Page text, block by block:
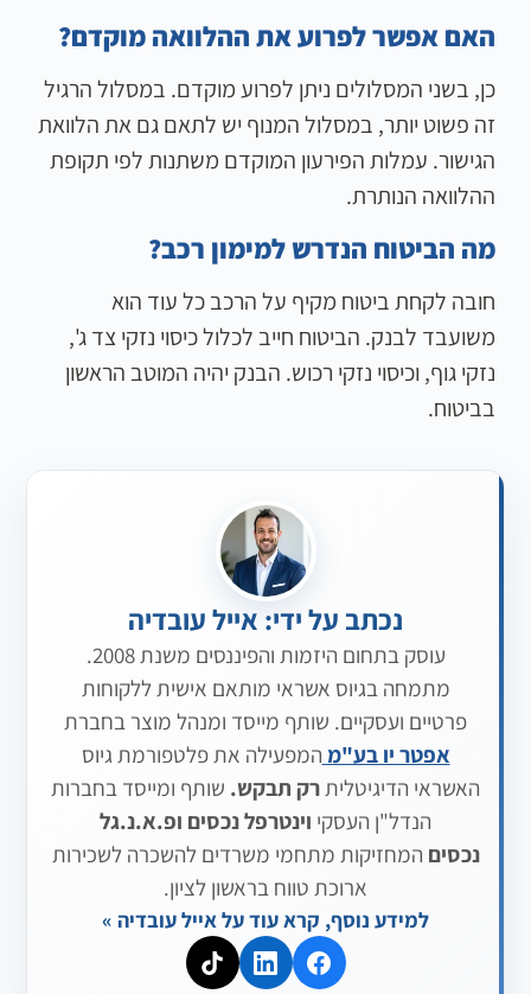
האם אפשר לפרוע את ההלוואה מוקדם?
כן, בשני המסלולים ניתן לפרוע מוקדם. במסלול הרגיל
זה פשוט יותר, במסלול המנוף יש לתאם גם את הלוואת
הגישור. עמלות הפירעון המוקדם משתנות לפי תקופת
ההלוואה הנותרת.
מה הביטוח הנדרש למימון רכב?
חובה לקחת ביטוח מקיף על הרכב כל עוד הוא
משועבד לבנק. הביטוח חייב לכלול כיסוי נזקי צד ג',
נזקי גוף, וכיסוי נזקי רכוש. הבנק יהיה המוטב הראשון
בביטוח.
נכתב על ידי: אייל עובדיה
עוסק בתחום היזמות והפיננסים משנת 2008.
מתמחה בגיוס אשראי מותאם אישית ללקוחות
פרטיים ועסקיים. שותף מייסד ומנהל מוצר בחברת
אפטר יו בע"מ המפעילה את פלטפורמת גיוס
האשראי הדיגיטליתרק תבקש. שותף ומייסד בחברות
הנדל"ן העסקי וינטרפל נכסים ופ.א.נ.גל
נכסים המחזיקות מתחמי משרדים להשכרה לשכירות
ארוכת טווח בראשון לציון.
למידע נוסף, קרא עוד על אייל עובדיה »